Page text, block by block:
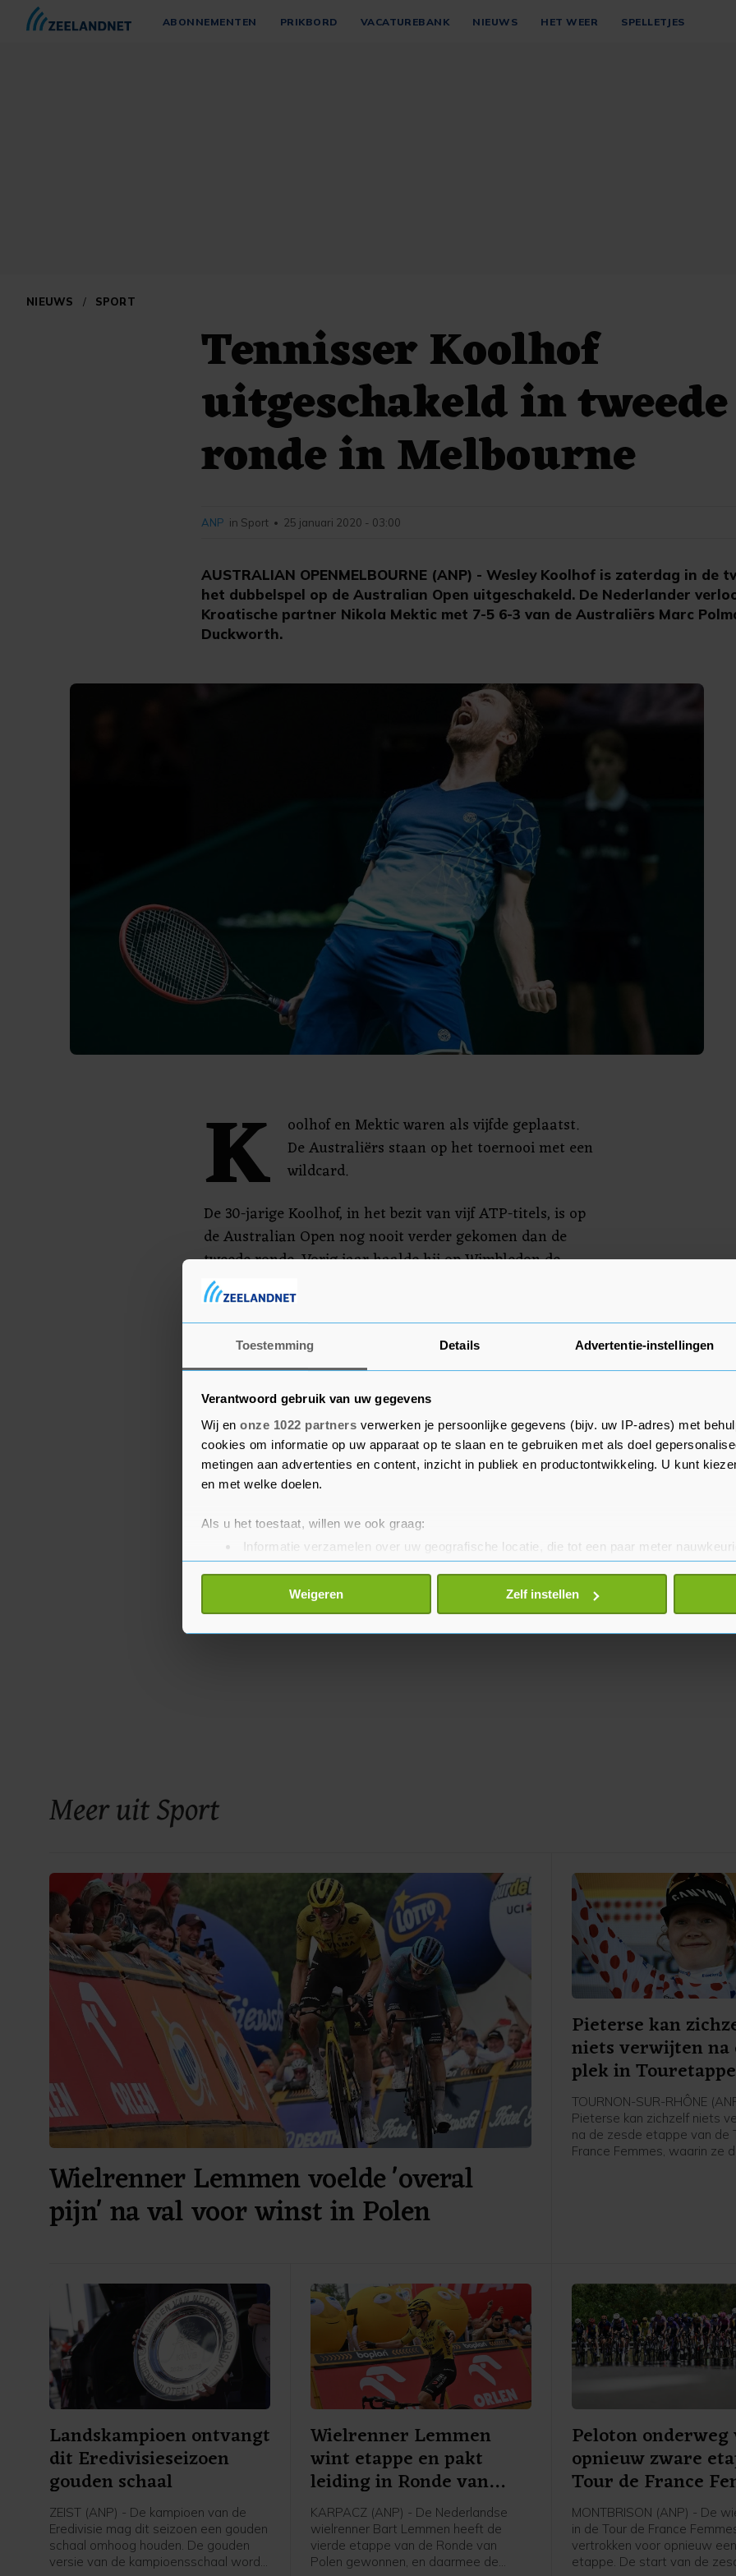
Toestemming Details Advertentie-instellingen
Verantwoord gebruik van uw gegevens
Wij en onze 1022 partners verwerken je persoonlijke gegevens (bijv. uw IP-adres) met
cookies om informatie op uw apparaat op te slaan en te gebruiken met als doel
metingen aan advertenties en content, inzicht in publiek en productontwikkeling. U kunt
en met welke doelen.
Als u het toestaat, willen we ook graag:
Informatie verzamelen over uw geografische locatie, die tot een paar meter
Uw apparaat identificeren door het actief te scannen op specifieke eigenschappen
Lees meer over hoe uw persoonlijke gegevens worden verwerkt en stel uw voorkeuren in het
toestemming op elk moment wijzigen of intrekken in de Cookieverklaring.
Weigeren Zelf instellen
ABONNEMENTEN PRIKBORD VACATUREBANK NIEUWS HET WEER SPELLETJES
NIEUWS / SPORT
Tennisser Koolhof
uitgeschakeld in tweede
ronde in Melbourne
AUSTRALIAN OPENMELBOURNE (ANP) - Wesley Koolhof is zaterdag in de
het dubbelspel op de Australian Open uitgeschakeld. De Nederlander
Kroatische partner Nikola Mektic met 7-5 6-3 van de Australiërs Marc
Duckworth.
ANP in Sport • 25 januari 2020 - 03:00
K
oolhof en Mektic waren als vijfde geplaatst.
De Australiërs staan op het toernooi met een
wildcard.
De 30-jarige Koolhof, in het bezit van vijf ATP-titels, is op
de Australian Open nog nooit verder gekomen dan de
tweede ronde. Vorig jaar haalde hij op Wimbledon de
kwartfinales, zijn beste resultaat op een
grandslamtoernooi.
Later op de dag komt de Nederlandse Demi Schuurs nog
in actie in het dubbelspel bij de vrouwen. Kiki Bertens
speelt zaterdag in het enkelspel tegen Zarina Diyas.
Meer uit Sport
Wielrenner Lemmen voelde 'overal
pijn' na val voor winst in Polen
Pieterse kan
niets verwijten na
plek in Touretappe
TOURNON-SUR-RHÔNE
Pieterse kan zichzelf niets
na de zesde etappe van de
France Femmes, waarin ze
Landskampioen ontvangt
dit Eredivisieseizoen
gouden schaal
ZEIST (ANP) - De kampioen van de
Eredivisie mag dit seizoen een gouden
schaal omhoog houden. De gouden
versie van de kampioensschaal wordt
Wielrenner Lemmen
wint etappe en pakt
leiding in Ronde van
Polen
KARPACZ (ANP) - De Nederlandse
wielrenner Bart Lemmen heeft de
vierde etappe van de Ronde van
Polen gewonnen, en daarmee de
Peloton onderweg
opnieuw zware
Tour de France
MONTBRISON (ANP) - De
in de Tour de France
vertrokken voor opnieuw
etappe. De start van de